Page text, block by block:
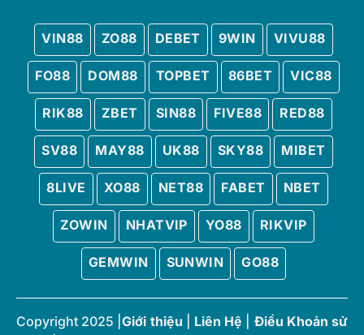
VIN88 ZO88 DEBET 9WIN VIVU88
FO88 DOM88 TOPBET 86BET VIC88
RIK88 ZBET SIN88 FIVE88 RED88
SV88 MAY88 UK88 SKY88 MIBET
8LIVE XO88 NET88 FABET NBET
ZOWIN NHATVIP YO88 RIKVIP
GEMWIN SUNWIN GO88
Copyright 2025 |Giới thiệu Liên Hệ
Điều Khoản sử